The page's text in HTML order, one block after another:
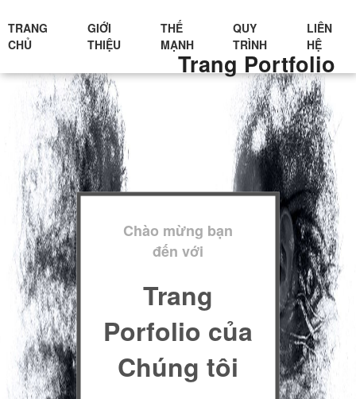
Trang Portfolio
TRANG
CHỦ
GIỚI
THIỆU
THẾ
MẠNH
QUY
TRÌNH
LIÊN
HỆ
Chào mừng bạn
đến với
Trang
Porfolio của
Chúng tôi